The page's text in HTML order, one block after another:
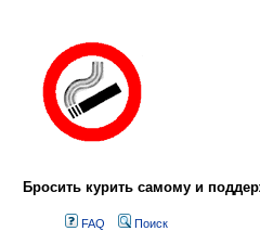
Бросить курить самому и
FAQ
Поиск